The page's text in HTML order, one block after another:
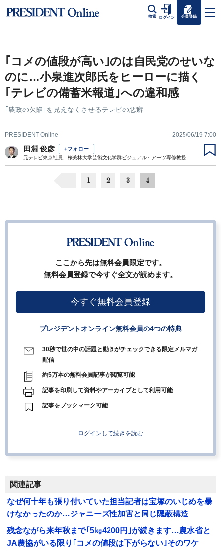
検索 ログイン 会員登録
｢コメの値段が高い｣のは自民党のせいな
のに…小泉進次郎氏をヒーローに描く
｢テレビの備蓄米報道｣への違和感
｢農政の欠陥｣を見えなくさせるテレビの悪癖
PRESIDENT Online 2025/06/19 7:00
田淵 俊彦 +フォロー
元テレビ東京社員、桜美林大学芸術文化学群ビジュアル・アーツ専修教授
1 2 3 4
ここから先は無料会員限定です。
無料会員登録で今すぐ全文が読めます。
今すぐ無料会員登録
プレジデントオンライン無料会員の4つの特典
30秒で世の中の話題と動きがチェックできる限定メルマガ
配信
約5万本の無料会員記事が閲覧可能
記事を印刷して資料やアーカイブとして利用可能
記事をブックマーク可能
ログインして続きを読む
関連記事
なぜ何十年も張り付いていた担当記者は宝塚のいじめを暴
けなかったのか…ジャニーズ性加害と同じ隠蔽構造
残念ながら来年秋まで｢5㎏4200円｣が続きます…農水省と
JA農協がいる限り｢コメの値段は下がらない｣そのワケ